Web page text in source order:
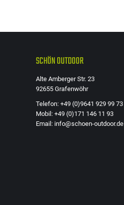
SCHÖN OUTDOOR
Alte Amberger Str. 23
92655 Grafenwöhr
Telefon: +49 (0)9641 929 99 73
Mobil: +49 (0)171 146 11 93
Email: info@schoen-outdoor.de